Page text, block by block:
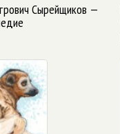
Сырейщиков —